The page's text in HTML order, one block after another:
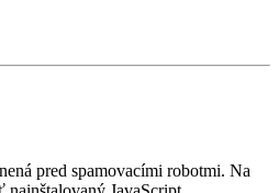
pred spamovacími robotmi. Na